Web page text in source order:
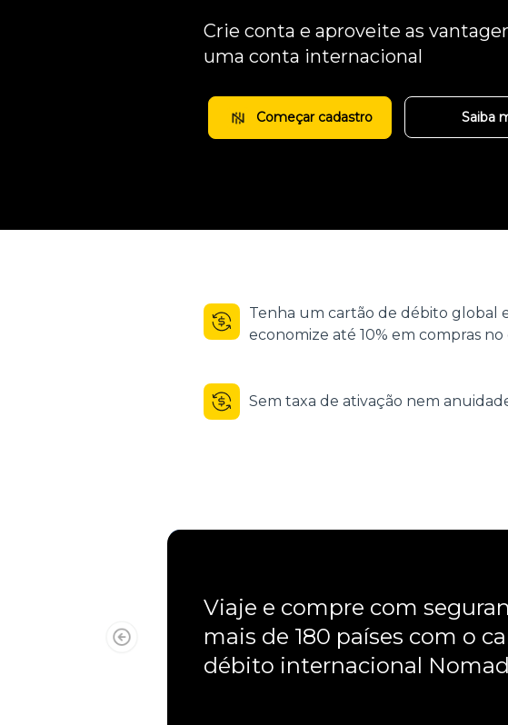
Crie conta e aproveite as
uma conta internacional
Começar cadastro Saiba
Tenha um cartão de débito global
economize até 10% em compras
Sem taxa de ativação nem
Viaje e compre com
mais de 180 países com o
débito internacional Nomad